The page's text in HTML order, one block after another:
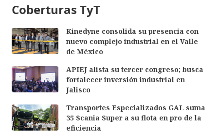
Coberturas TyT
Kinedyne consolida su presencia con
nuevo complejo industrial en el Valle
de México
APIEJ alista su tercer congreso; busca
fortalecer inversión industrial en
Jalisco
Transportes Especializados GAL suma
35 Scania Super a su flota en pro de la
eficiencia